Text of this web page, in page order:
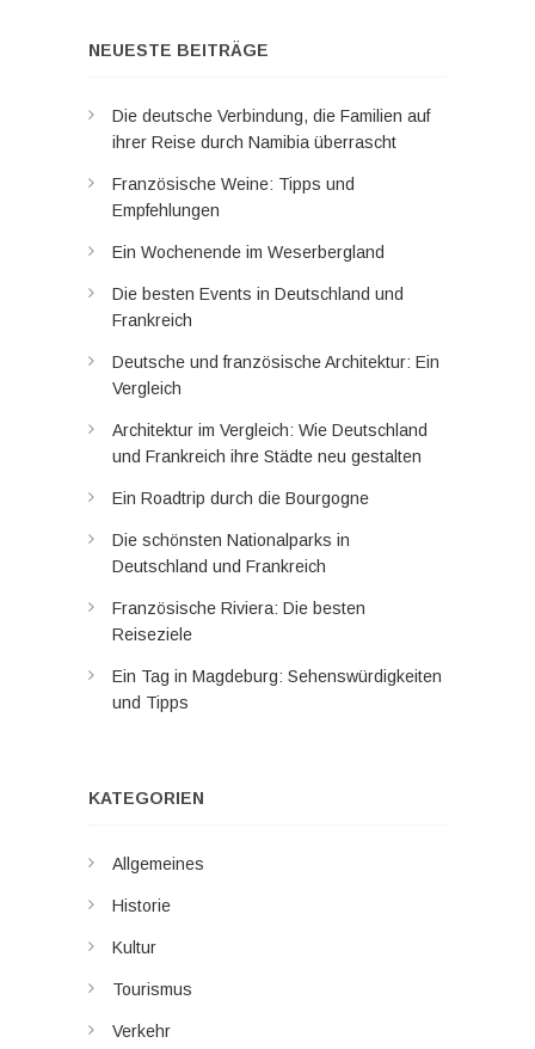
NEUESTE BEITRÄGE
Die deutsche Verbindung, die Familien auf
ihrer Reise durch Namibia überrascht
Französische Weine: Tipps und
Empfehlungen
Ein Wochenende im Weserbergland
Die besten Events in Deutschland und
Frankreich
Deutsche und französische Architektur: Ein
Vergleich
Architektur im Vergleich: Wie Deutschland
und Frankreich ihre Städte neu gestalten
Ein Roadtrip durch die Bourgogne
Die schönsten Nationalparks in
Deutschland und Frankreich
Französische Riviera: Die besten
Reiseziele
Ein Tag in Magdeburg: Sehenswürdigkeiten
und Tipps
KATEGORIEN
Allgemeines
Historie
Kultur
Tourismus
Verkehr